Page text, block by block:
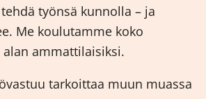
työnsä kunnolla – ja
Me koulutamme koko
ammattilaisiksi.
tarkoittaa muun muassa